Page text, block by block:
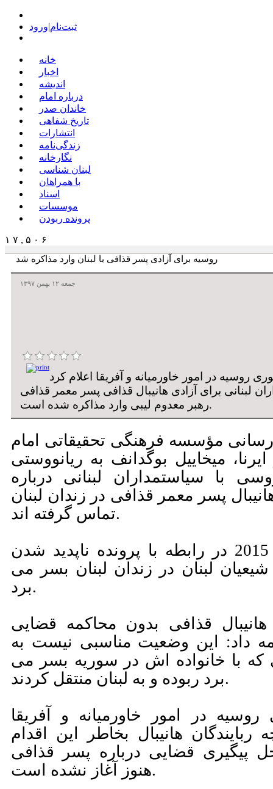
ثبت‌نام|ورود
خانه
اخبار
اندیشه
درباره امام
خاندان صدر
تاریخ شفاهی
انتشارات
زندگی‌نامه
نگارخانه
لبنان شناسی
با همراهان
اسناد
موسسات
پرونده ربودن
۱ ۷ , ۵ ۰ ۶
روسیه برای آزادی پسر قذافی با لبنان وارد مذاکره شد
جمعه ۱۲ بهمن ۱۳۹۷
روسیه در امور خاورمیانه و آفریقا اعلام کرد
لبنانی برای آزادی هانیبال قذافی پسر معمر قذافی
رهبر معدوم لیبی وارد مذاکره شده است.
رسانی مؤسسه فرهنگی تحقیقاتی امام
میخاییل بوگدانف به ریانووستی
با سیاستمداران لبنانی درباره
پسر معمر قذافی در زندان لبنان
تماس گرفته اند.
هانیبال قذافی از سال 2015 در رابطه با پرونده ناپدید شدن
لبنان در زندان لبنان بسر می
برد.
هانیبال قذافی بدون محاکمه قضایی
داد: این وضعیت مناسبی نیست به
که با خانواده اش در سوریه بسر می
برد ربوده و به لبنان منتقل کردند.
در امور خاورمیانه و آفریقا
هانیبال بخاطر این اقدام
پیگیری قضایی درباره پسر قذافی
هنوز آغاز نشده است.